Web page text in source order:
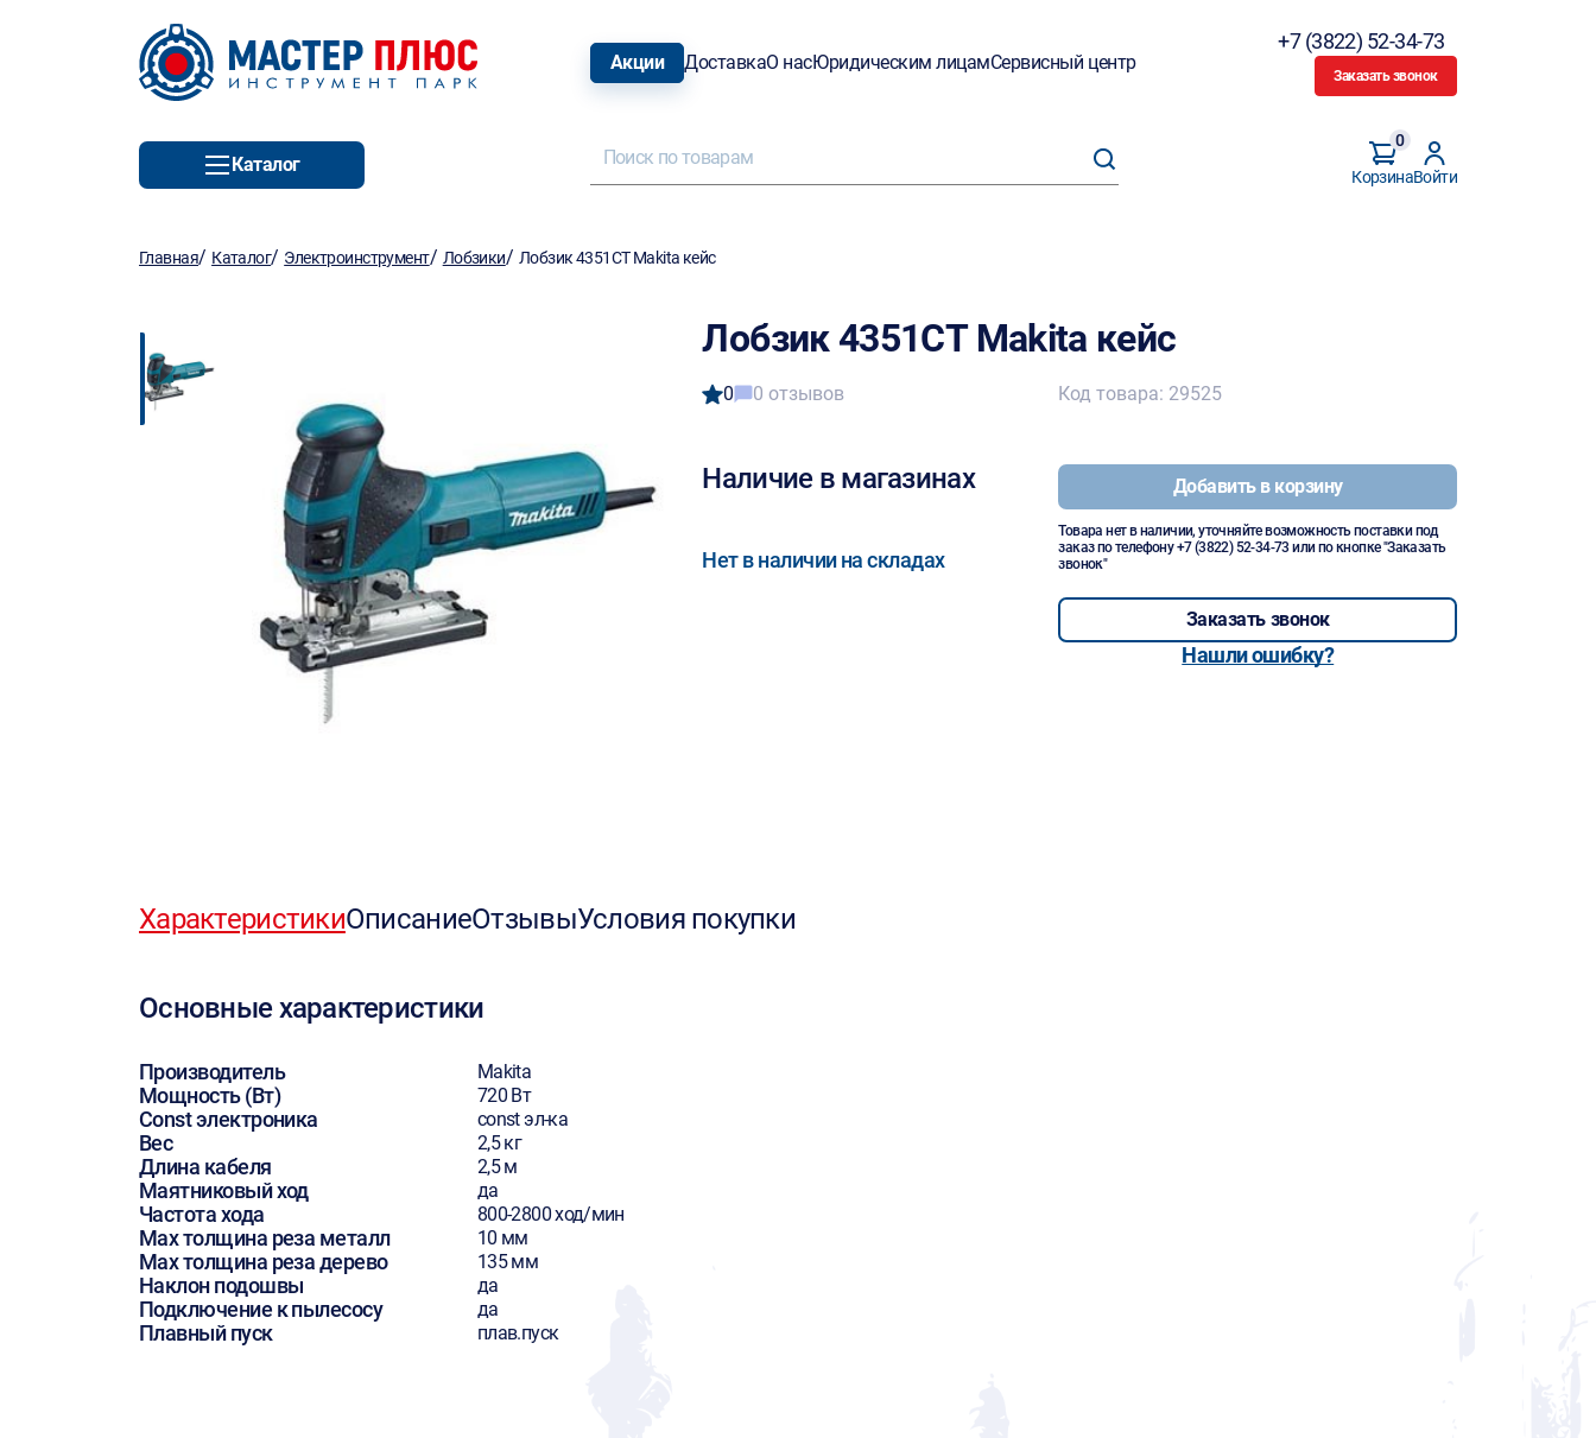
Акции ДоставкаО насЮридическим лицамСервисный центр
+7 (3822) 52-34-73
Заказать звонок
Каталог
Корзина
0
Войти
Главная/ Каталог/ Электроинструмент/ Лобзики/ Лобзик 4351CT Makita кейс
Лобзик 4351CT Makita кейс
0 0 отзывов
Наличие в магазинах
Нет в наличии на складах
Код товара: 29525
Добавить в корзину
Товара нет в наличии, уточняйте возможность поставки под
заказ по телефону+7 (3822) 52-34-73 или по кнопке "Заказать
звонок"
Заказать звонок
Нашли ошибку?
ХарактеристикиОписаниеОтзывыУсловия покупки
Основные характеристики
Производитель Makita
Мощность (Вт) 720 Вт
Const электроника const эл-ка
Вес 2,5 кг
Длина кабеля 2,5 м
Маятниковый ход да
Частота хода 800-2800 ход/мин
Max толщина реза металл 10 мм
Max толщина реза дерево 135 мм
Наклон подошвы да
Подключение к пылесосу да
Плавный пуск плав.пуск